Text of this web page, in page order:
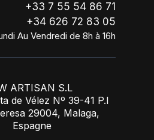
+33 7 55 54 86 71
+34 626 72 83 05
Au Vendredi de 8h à 16h
ARTISAN S.L
de Vélez Nº 39-41 P.I
29004, Malaga,
Espagne